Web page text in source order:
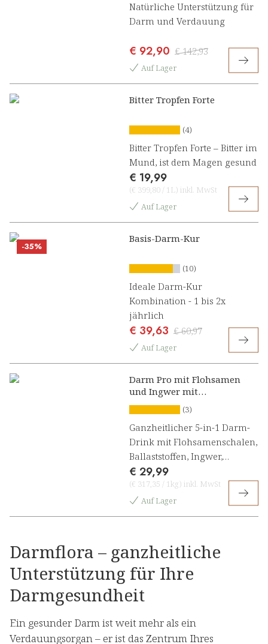
Natürliche Unterstützung für
Darm und Verdauung
€ 92,90 € 142,93
Auf Lager
Bitter Tropfen Forte
(4)
Bitter Tropfen Forte – Bitter im
Mund, ist dem Magen gesund
€ 19,99
(€ 399,80 / 1L) inkl. MwSt
Auf Lager
-35%
Basis-Darm-Kur
(10)
Ideale Darm-Kur
Kombination - 1 bis 2x
jährlich
€ 39,63 € 60,97
Auf Lager
Darm Pro mit Flohsamen
und Ingwer mit
Zitronengeschmack
(3)
Ganzheitlicher 5-in-1 Darm-
Drink mit Flohsamenschalen,
Ballaststoffen, Ingwer,
Probiotika und Enzymen
€ 29,99
(€ 317,35 / 1kg) inkl. MwSt
Auf Lager
Darmflora – ganzheitliche
Unterstützung für Ihre
Darmgesundheit
Ein gesunder Darm ist weit mehr als ein
Verdauungsorgan – er ist das Zentrum Ihres